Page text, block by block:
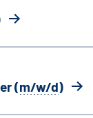
(m/w/d)